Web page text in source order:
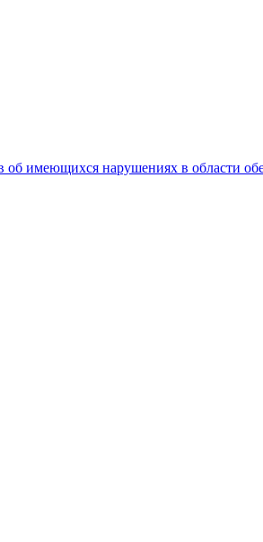
имеющихся нарушениях в области